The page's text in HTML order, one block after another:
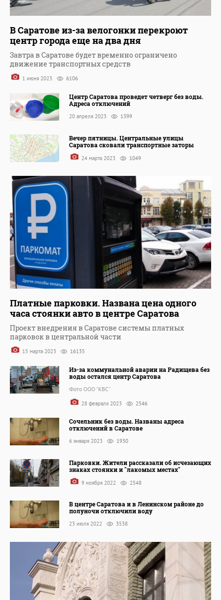
В Саратове из-за велогонки перекроют
центр города еще на два дня
Завтра в Саратове будет временно ограничено
движение транспортных средств
1 июня 2023 6106
Центр Саратова проведет четверг без воды.
Адреса отключений
20 апреля 2023 1399
Вечер пятницы. Центральные улицы
Саратова сковали транспортные заторы
24 марта 2023 1049
Платные парковки. Названа цена одного
часа стоянки авто в центре Саратова
Проект внедрения в Саратове системы платных
парковок в центральной части
15 марта 2023 16135
Из-за коммунальной аварии на Радищева без
воды остался центр Саратова
Фото ООО "КВС"
28 февраля 2023 2546
Сочельник без воды. Названы адреса
отключений в Саратове
6 января 2023 1930
Парковки. Жители рассказали об исчезающих
знаках стоянки и "лакомых местах"
9 ноября 2022 2548
В центре Саратова и в Ленинском районе до
полуночи отключили воду
23 июля 2022 3538